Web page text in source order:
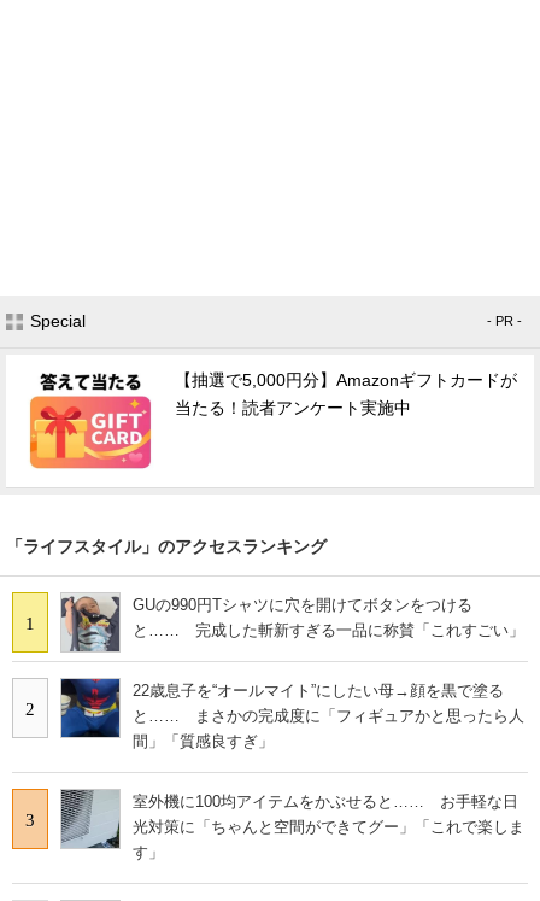
Special - PR -
【抽選で5,000円分】Amazonギフトカードが
当たる！読者アンケート実施中
「ライフスタイル」のアクセスランキング
1
GUの990円Tシャツに穴を開けてボタンをつける
と…… 完成した斬新すぎる一品に称賛「これすごい」
2
22歳息子を“オールマイト”にしたい母→顔を黒で塗る
と…… まさかの完成度に「フィギュアかと思ったら人
間」「質感良すぎ」
3
室外機に100均アイテムをかぶせると…… お手軽な日
光対策に「ちゃんと空間ができてグー」「これで楽しま
す」